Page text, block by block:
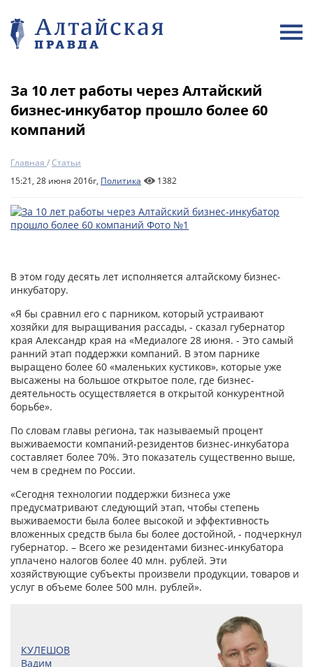
За 10 лет работы через Алтайский
бизнес-инкубатор прошло более 60
компаний
Главная /Статьи
15:21, 28 июня 2016г, Политика 1382
В этом году десять лет исполняется алтайскому бизнес-
инкубатору.
«Я бы сравнил его с парником, который устраивают
хозяйки для выращивания рассады, - сказал губернатор
края Александр края на «Медиалоге 28 июня. - Это самый
ранний этап поддержки компаний. В этом парнике
выращено более 60 «маленьких кустиков», которые уже
высажены на большое открытое поле, где бизнес-
деятельность осуществляется в открытой конкурентной
борьбе».
По словам главы региона, так называемый процент
выживаемости компаний-резидентов бизнес-инкубатора
составляет более 70%. Это показатель существенно выше,
чем в среднем по России.
«Сегодня технологии поддержки бизнеса уже
предусматривают следующий этап, чтобы степень
выживаемости была более высокой и эффективность
вложенных средств была бы более достойной, - подчеркнул
губернатор. – Всего же резидентами бизнес-инкубатора
уплачено налогов более 40 млн. рублей. Эти
хозяйствующие субъекты произвели продукции, товаров и
услуг в объеме более 500 млн. рублей».
КУЛЕШОВ
Вадим